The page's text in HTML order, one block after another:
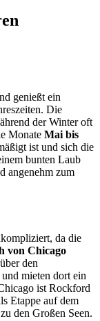
genießt ein
Die
der Winter oft
Monate Mai bis
ist und sich die
bunten Laub
angenehm zum
da die
von Chicago
den
und mieten dort ein
ist Rockford
Etappe auf dem
den Großen Seen.